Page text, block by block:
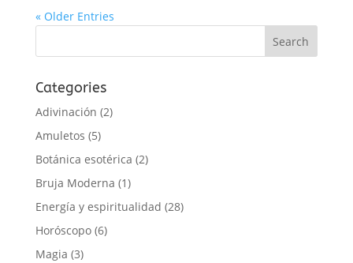
« Older Entries
Categories
Adivinación (2)
Amuletos (5)
Botánica esotérica (2)
Bruja Moderna (1)
Energía y espiritualidad (28)
Horóscopo(6)
Magia (3)